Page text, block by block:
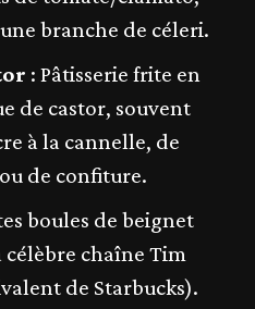
branche de céleri.
: Pâtisserie frite en
de castor, souvent
à la cannelle, de
de confiture.
boules de beignet
célèbre chaîne Tim
de Starbucks).